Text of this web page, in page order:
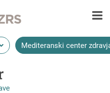
Rest Center
Mediteranski center